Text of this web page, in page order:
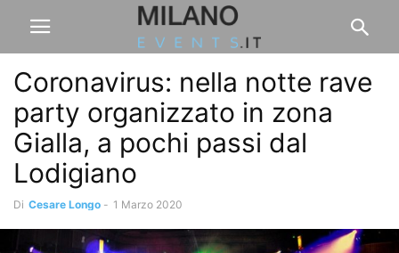
Coronavirus: nella notte rave
party organizzato in zona
Gialla, a pochi passi dal
Lodigiano
Di Cesare Longo - 1 Marzo 2020